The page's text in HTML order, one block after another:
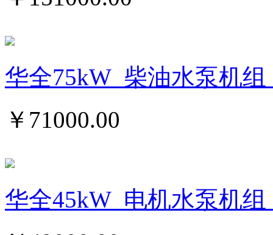
华全75kW_柴油水泵机
￥ 71000.00
华全45kW_电机水泵机